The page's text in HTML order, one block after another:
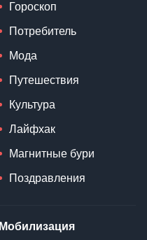
Гороскоп
Потребитель
Мода
Путешествия
Культура
Лайфхак
Магнитные бури
Поздравления
Мобилизация